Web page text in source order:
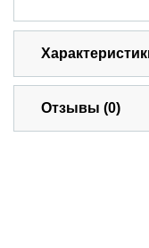
Отзывы (0)